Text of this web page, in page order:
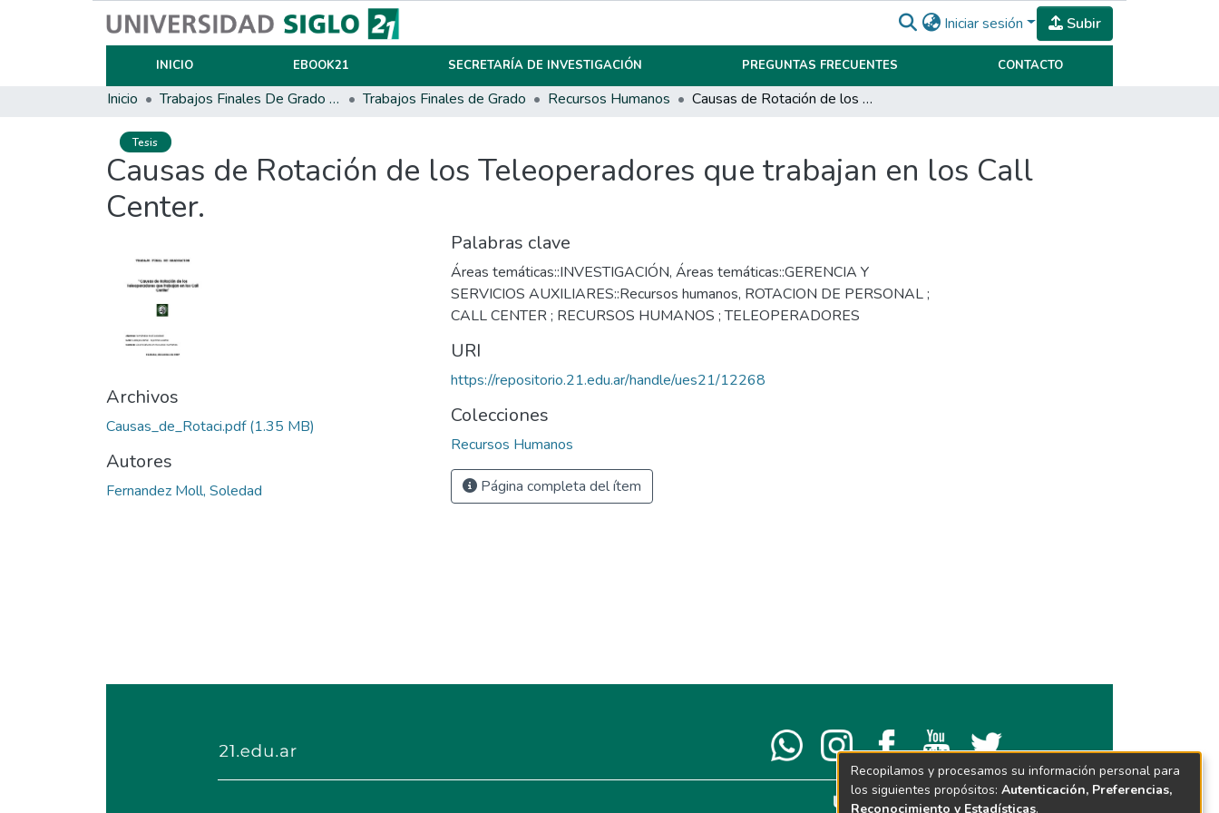
Iniciar sesión Subir
INICIO EBOOK21 SECRETARÍA DE INVESTIGACIÓN PREGUNTAS FRECUENTES CONTACTO
Inicio Trabajos Finales De Grado Y Posgrado Trabajos Finales de Grado Recursos Humanos Causas de Rotación de los Teleoperadores que trabajan en los Call Center.
Tesis
Causas de Rotación de los Teleoperadores que trabajan en los Call
Center.
Archivos
Causas_de_Rotaci.pdf(1.35 MB)
Autores
Fernandez Moll, Soledad
Palabras clave
Áreas temáticas::INVESTIGACIÓN, Áreas temáticas::GERENCIA Y
SERVICIOS AUXILIARES::Recursos humanos, ROTACION DE PERSONAL ;
CALL CENTER ; RECURSOS HUMANOS ; TELEOPERADORES
URI
https://repositorio.21.edu.ar/handle/ues21/12268
Colecciones
Recursos Humanos
Página completa del ítem
Recopilamos y procesamos su información personal para
los siguientes propósitos: Autenticación, Preferencias,
Reconocimiento y Estadísticas.